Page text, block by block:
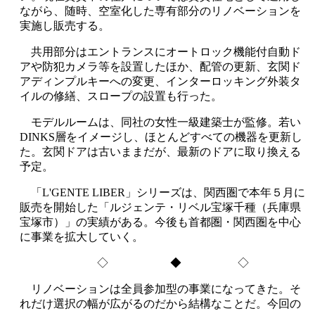
ながら、随時、空室化した専有部分のリノベーションを
実施し販売する。
共用部分はエントランスにオートロック機能付自動ド
アや防犯カメラ等を設置したほか、配管の更新、玄関ド
アディンプルキーへの変更、インターロッキング外装タ
イルの修繕、スロープの設置も行った。
モデルルームは、同社の女性一級建築士が監修。若い
DINKS層をイメージし、ほとんどすべての機器を更新し
た。玄関ドアは古いままだが、最新のドアに取り換える
予定。
「L'GENTE LIBER」シリーズは、関西圏で本年５月に
販売を開始した「ルジェンテ・リベル宝塚千種（兵庫県
宝塚市）」の実績がある。今後も首都圏・関西圏を中心
に事業を拡大していく。
◇ ◆ ◇
リノベーションは全員参加型の事業になってきた。そ
れだけ選択の幅が広がるのだから結構なことだ。今回の